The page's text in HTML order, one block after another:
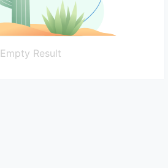
Empty Result